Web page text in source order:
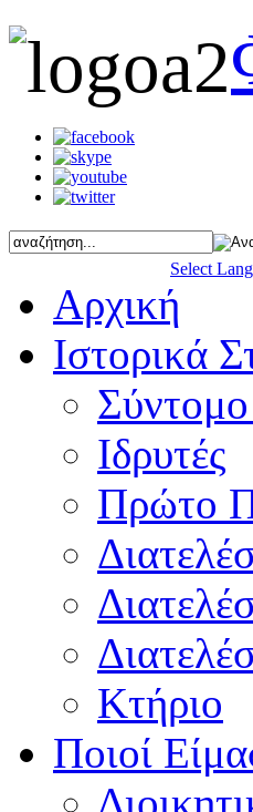
Select
Αρχική
Ιστορικά
Σύντομο
Ιδρυτές
Πρώτο
Κτήριο
Ποιοί